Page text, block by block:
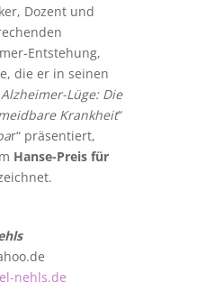
Dozent und
Entstehung,
die er in seinen
Lüge: Die
Krankheit“
r“ präsentiert,
Hanse-Preis für
nehls.de